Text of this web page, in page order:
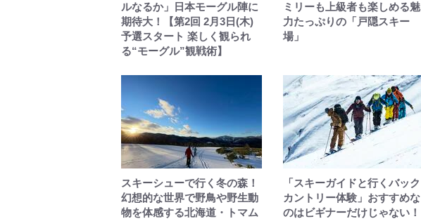
ルなるか」日本モーグル陣に
期待大！【第2回 2月3日(木)
予選スタート 楽しく観られ
る“モーグル”観戦術】
ミリーも上級者も楽しめる魅
力たっぷりの「戸隠スキー
場」
スキーシューで行く冬の森！
幻想的な世界で野鳥や野生動
物を体感する北海道・トマム
「スキーガイドと行くバック
カントリー体験」おすすめな
のはビギナーだけじゃない！